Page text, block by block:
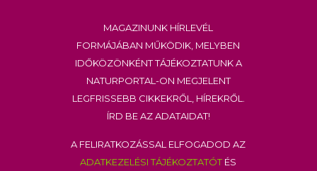
Magazinunk hírlevél
formájában működik, melyben
időközönként tájékoztatunk a
Naturportal-on megjelent
legfrissebb cikkekről, hírekről.
Írd be az adataidat!
A feliratkozással elfogadod az
adatkezelési tájékoztatótés